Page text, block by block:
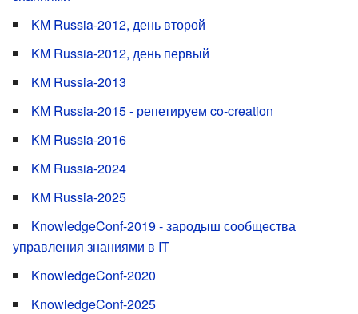
KM Russia-2012, день второй
KM Russia-2012, день первый
KM Russia-2013
KM Russia-2015 - репетируем co-creation
KM Russia-2016
KM Russia-2024
KM Russia-2025
KnowledgeConf-2019 - зародыш сообщества
управления знаниями в IT
KnowledgeConf-2020
KnowledgeConf-2025